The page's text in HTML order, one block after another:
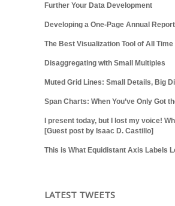
Further Your Data Development
Developing a One-Page Annual Report
The Best Visualization Tool of All Time
Disaggregating with Small Multiples
Muted Grid Lines: Small Details, Big
Span Charts: When You’ve Only Got
I present today, but I lost my voice!
[Guest post by Isaac D. Castillo]
This is What Equidistant Axis Labels
LATEST TWEETS